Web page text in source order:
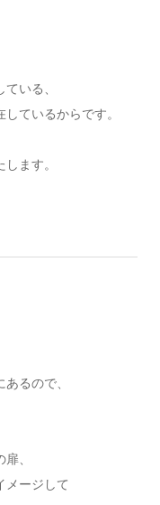
いる、
ているからです。
ます。
るので、
、
メージして